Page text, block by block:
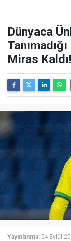
Dünyaca
Miras Kaldı!
Yayınlanma: 04 Eylül